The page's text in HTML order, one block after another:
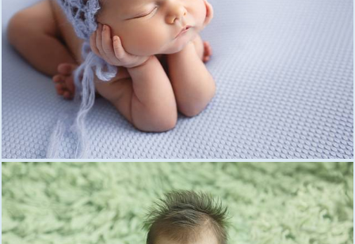
1731 1